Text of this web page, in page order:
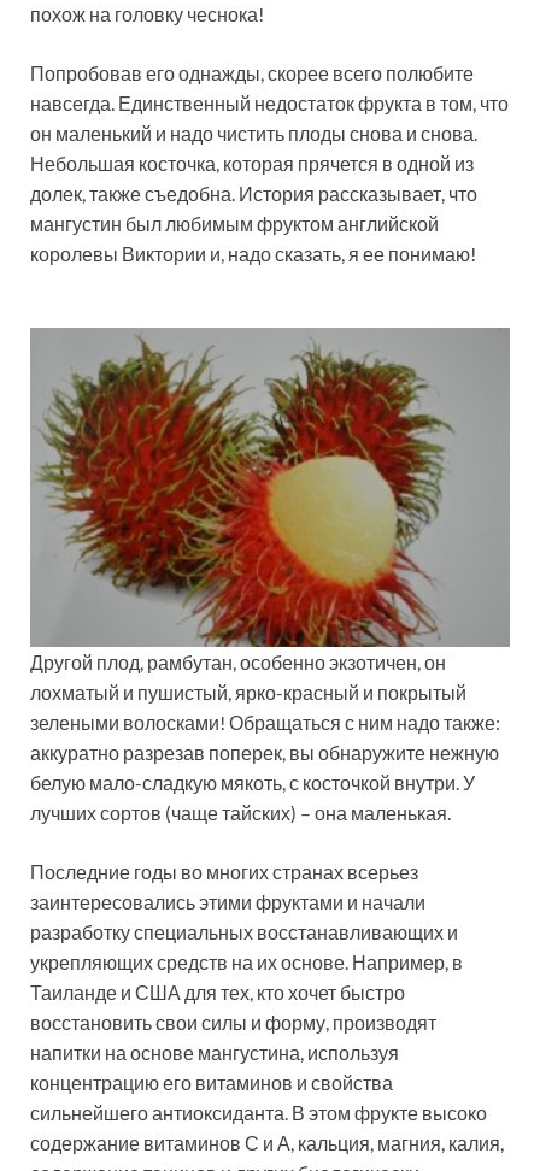
похож на головку чеснока!
Попробовав его однажды, скорее всего полюбите
навсегда. Единственный недостаток фрукта в том, что
он маленький и надо чистить плоды снова и снова.
Небольшая косточка, которая прячется в одной из
долек, также съедобна. История рассказывает, что
мангустин был любимым фруктом английской
королевы Виктории и, надо сказать, я ее понимаю!
Другой плод, рамбутан, особенно экзотичен, он
лохматый и пушистый, ярко-красный и покрытый
зелеными волосками! Обращаться с ним надо также:
аккуратно разрезав поперек, вы обнаружите нежную
белую мало-сладкую мякоть, с косточкой внутри. У
лучших сортов (чаще тайских) – она маленькая.
Последние годы во многих странах всерьез
заинтересовались этими фруктами и начали
разработку специальных восстанавливающих и
укрепляющих средств на их основе. Например, в
Таиланде и США для тех, кто хочет быстро
восстановить свои силы и форму, производят
напитки на основе мангустина, используя
концентрацию его витаминов и свойства
сильнейшего антиоксиданта. В этом фрукте высоко
содержание витаминов С и А, кальция, магния, калия,